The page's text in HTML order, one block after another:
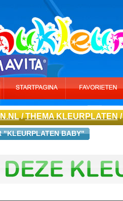
/THEMA KLEURPLATEN
"KLEURPLATEN BABY"